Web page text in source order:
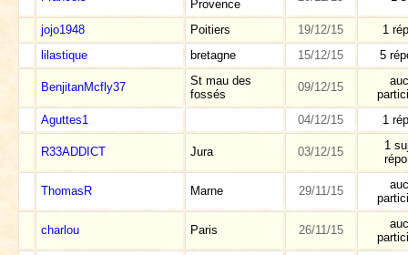
Provence
jojo1948 Poitiers 19/12/15
1
lilastique
bretagne 15/12/15 5
BenjitanMcfly37
St mau des
fossés
09/12/15
Aguttes1
04/12/15 1
R33ADDICT Jura 03/12/15
1
ThomasR Marne 29/11/15
charlou Paris 26/11/15